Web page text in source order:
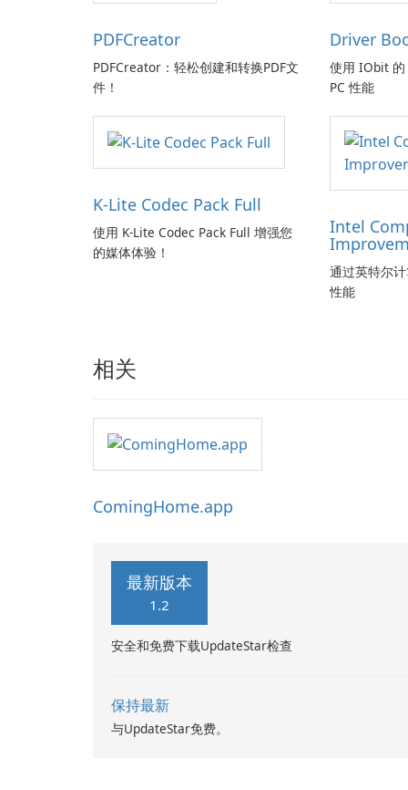
PDFCreator
PDFCreator：轻松创建和转换PDF文
件！
Driver
使用 IObit
PC 性能
K-Lite Codec Pack Full
使用 K-Lite Codec Pack Full 增强您
的媒体体验！
Intel
通过英特尔
性能
相关
ComingHome.app
最新版本
1.2
安全和免费下载UpdateStar检查
保持最新
与UpdateStar免费。